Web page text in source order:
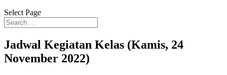
Select Page
Jadwal Kegiatan Kelas (Kamis, 24
November 2022)